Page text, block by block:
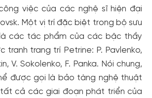
việc của các nghệ sĩ hiện đại
Một vị trí đặc biệt trong bộ sưu
các tác phẩm của các bậc thầy
tranh trang trí Petrine: P. Pavlenko,
V. Sokolenko, F. Panka. Nói chung,
được gọi là bảo tàng nghệ thuật
cả các giai đoạn phát triển của
nhanh - nhận nhiều ưu